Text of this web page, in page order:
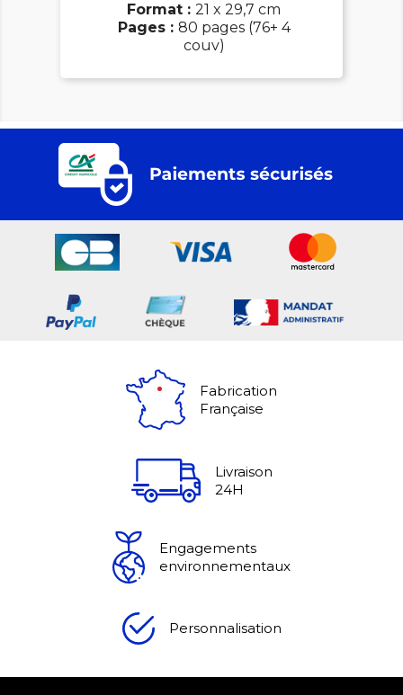
Format : 21 x 29,7 cm
Pages : 80 pages (76+ 4
couv)
Fabrication
Française
Livraison
24H
Engagements
environnementaux
Personnalisation